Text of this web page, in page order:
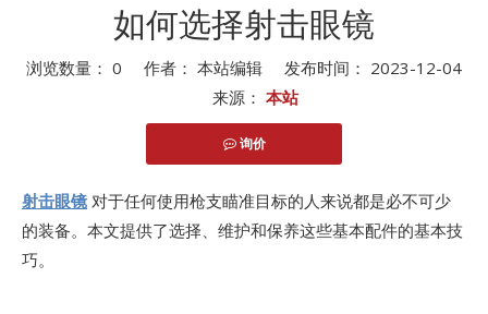
如何选择射击眼镜
浏览数量： 0 作者： 本站编辑 发布时间： 2023-12-04
来源： 本站
询价
射击眼镜 对于任何使用枪支瞄准目标的人来说都是必不可少
的装备。本文提供了选择、维护和保养这些基本配件的基本技
巧。